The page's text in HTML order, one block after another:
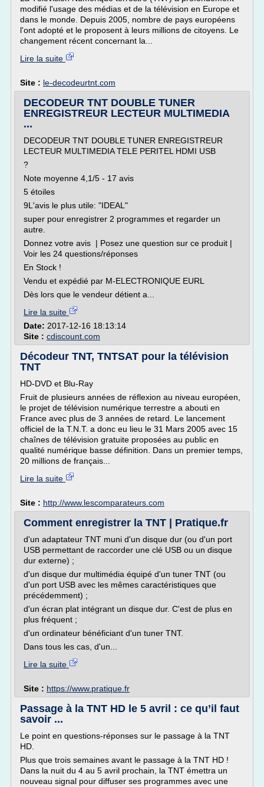
modifié l'usage des médias et de la télévision en Europe et
dans le monde. Depuis 2005, nombre de pays européens
l'ont adopté et le proposent à leurs millions de citoyens. Le
changement récent concernant la...
Lire la suite
Site : le-decodeurtnt.com
DECODEUR TNT DOUBLE TUNER
ENREGISTREUR LECTEUR MULTIMEDIA
...
DECODEUR TNT DOUBLE TUNER ENREGISTREUR
LECTEUR MULTIMEDIA TELE PERITEL HDMI USB
?
Note moyenne 4,1/5 - 17 avis
5 étoiles
9L'avis le plus utile: "IDEAL"
super pour enregistrer 2 programmes et regarder un
autre.
Donnez votre avis | Posez une question sur ce produit |
Voir les 24 questions/réponses
En Stock !
Vendu et expédié par M-ELECTRONIQUE EURL
Dès lors que le vendeur détient a...
Lire la suite
Date: 2017-12-16 18:13:14
Site : cdiscount.com
Décodeur TNT, TNTSAT pour la télévision
TNT
HD-DVD et Blu-Ray
Fruit de plusieurs années de réflexion au niveau européen,
le projet de télévision numérique terrestre a abouti en
France avec plus de 3 années de retard. Le lancement
officiel de la T.N.T. a donc eu lieu le 31 Mars 2005 avec 15
chaînes de télévision gratuite proposées au public en
qualité numérique basse définition. Dans un premier temps,
20 millions de français...
Lire la suite
Site : http://www.lescomparateurs.com
Comment enregistrer la TNT | Pratique.fr
d'un adaptateur TNT muni d'un disque dur (ou d'un port
USB permettant de raccorder une clé USB ou un disque
dur externe) ;
d'un disque dur multimédia équipé d'un tuner TNT (ou
d'un port USB avec les mêmes caractéristiques que
précédemment) ;
d'un écran plat intégrant un disque dur. C'est de plus en
plus fréquent ;
d'un ordinateur bénéficiant d'un tuner TNT.
Dans tous les cas, d'un...
Lire la suite
Site : https://www.pratique.fr
Passage à la TNT HD le 5 avril : ce qu’il faut
savoir ...
Le point en questions-réponses sur le passage à la TNT
HD.
Plus que trois semaines avant le passage à la TNT HD !
Dans la nuit du 4 au 5 avril prochain, la TNT émettra un
nouveau signal pour diffuser ses programmes avec une